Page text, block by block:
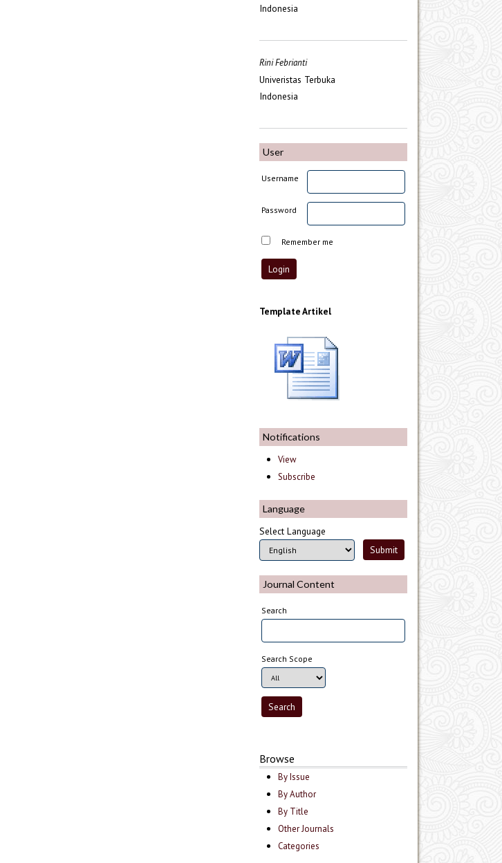
Indonesia
Rini Febrianti
Univeristas Terbuka
Indonesia
User
Username
Password
Remember me
Template Artikel
Notifications
View
Subscribe
Language
Select Language
Journal Content
Search
Search Scope
Browse
By Issue
By Author
By Title
Other Journals
Categories